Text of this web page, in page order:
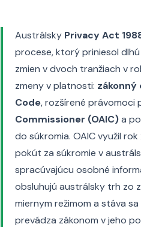
Austrálsky Privacy Act
procese, ktorý priniesol
zmien v dvoch tranžiach v
zmeny v platnosti: zákonný
Code, rozšírené právomoci
Commissioner (OAIC)a
do súkromia. OAIC využil
pokút za súkromie v
spracúvajúcu osobné
obsluhujú austrálsky trh zo
miernym režimom a stáva
prevádza zákonom v jeho